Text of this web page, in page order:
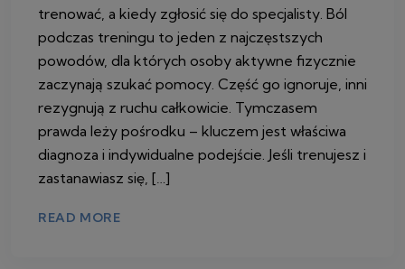
trenować, a kiedy zgłosić się do specjalisty. Ból
podczas treningu to jeden z najczęstszych
powodów, dla których osoby aktywne fizycznie
zaczynają szukać pomocy. Część go ignoruje, inni
rezygnują z ruchu całkowicie. Tymczasem
prawda leży pośrodku – kluczem jest właściwa
diagnoza i indywidualne podejście. Jeśli trenujesz i
zastanawiasz się, […]
READ MORE